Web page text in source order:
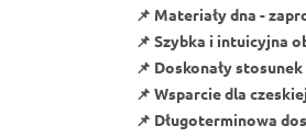
📌 Materiały dna -
📌 Szybka i intuicyjna
📌 Doskonały
📌 Wsparcie dla
📌 Długoterminowa